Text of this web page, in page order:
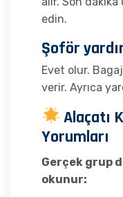
edin.
Şoför
Evet olur.
verir. Ayrıca
Alaçatı
Yorumları
Gerçek grup
okunur: